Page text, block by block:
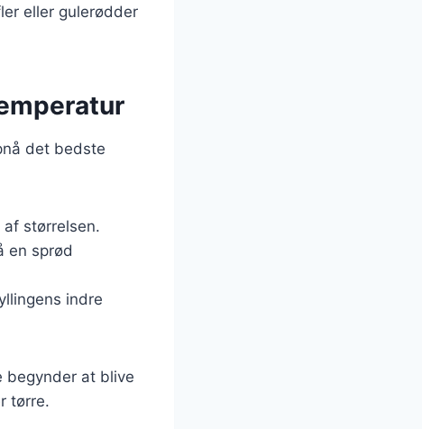
eller gulerødder
det bedste
størrelsen.
en sprød
indre
begynder at blive
tørre.